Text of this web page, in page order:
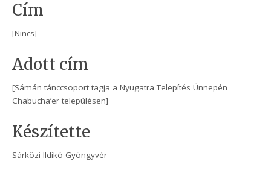
Cím
[Nincs]
Adott cím
[Sámán tánccsoport tagja a Nyugatra Telepítés Ünnepén
Chabucha’er településen]
Készítette
Sárközi Ildikó Gyöngyvér